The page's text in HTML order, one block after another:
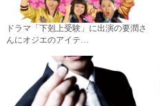
ドラマ「下剋上受験」に出演の要潤さ
んにオジエのアイテ…